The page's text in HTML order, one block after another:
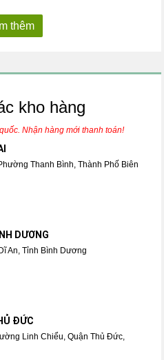
thêm
kho hàng
Nhận hàng mới thanh toán!
Thanh Bình, Thành Phố Biên
DƯƠNG
An, Tỉnh Bình Dương
ĐỨC
Linh Chiểu, Quận Thủ Đức,